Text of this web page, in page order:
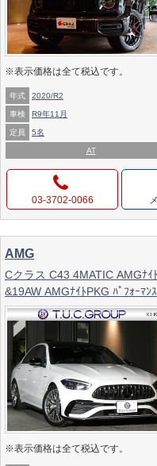
※表示価格は全て税込です。
年式 2020/R2
車検 R9年11月
定員 5名
AT
03-3702-0066
AMG
Cクラス C43 4MATIC AMGﾅ
&19AW AMGﾅｲﾄPKG ﾊﾟﾌｫｰﾏﾝ
ﾍﾞﾝﾁﾚｰﾀｰ MBUXﾅﾋﾞ 地ﾃﾞｼﾞ
DIGITALﾗｲﾄ 2年保証付
※表示価格は全て税込です。